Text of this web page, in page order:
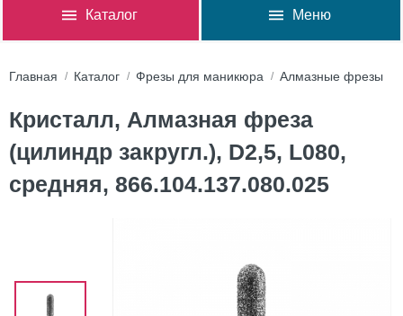
Каталог Меню
Главная Каталог Фрезы для маникюра Алмазные фрезы
Кристалл, Алмазная фреза
(цилиндр закругл.), D2,5, L080,
средняя, 866.104.137.080.025